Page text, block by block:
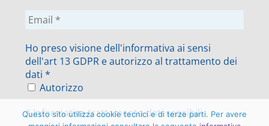
Ho preso visione dell'informativa ai sensi
dell'art 13 GDPR e autorizzo al trattamento dei
dati*
Autorizzo
*Informativa trattamento dati sensibili
Questo sito utilizza cookie tecnici e di terze parti. Per avere